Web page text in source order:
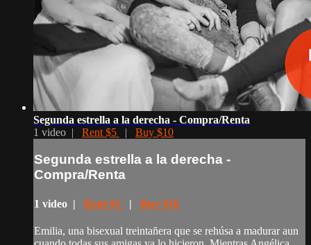
Segunda estrella a la derecha - Compra/Renta
1 video | Rent $5 | Buy $10
Segunda estrella a la derecha -
Compra/Renta
1 video | Rent $5 | Buy $10
Emilia, una bisexual treintañera que se rehúsa a madurar aun